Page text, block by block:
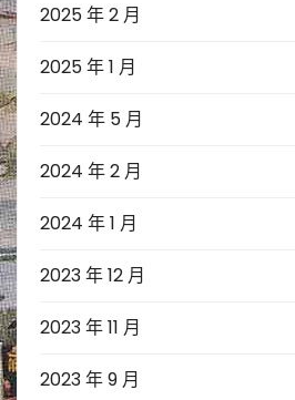
2025 年 2 月
2025 年 1 月
2024 年 5 月
2024 年 2 月
2024 年 1 月
2023 年 12 月
2023 年 11 月
2023 年 9 月